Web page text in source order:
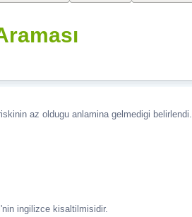
az oldugu anlamina gelmedigi belirlendi.
ingilizce kisaltilmisidir.